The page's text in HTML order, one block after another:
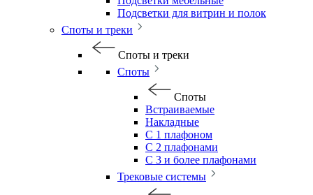
Подсветки для витрин и полок
Споты и треки
Споты и треки
Споты
Споты
Встраиваемые
Накладные
С 1 плафоном
С 2 плафонами
С 3 и более плафонами
Трековые системы